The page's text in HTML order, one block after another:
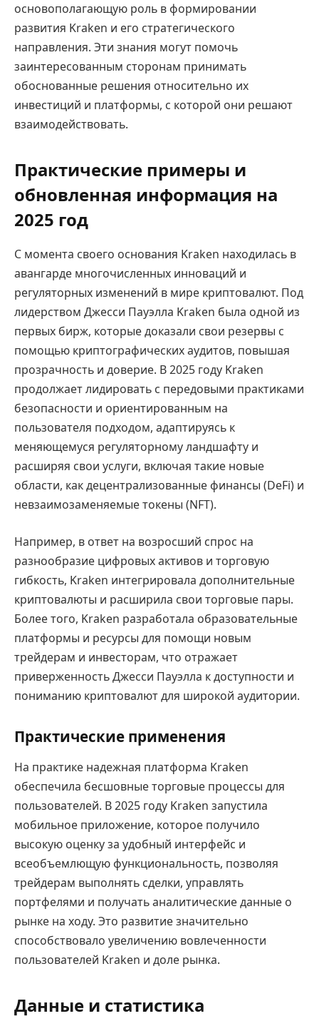
основополагающую роль в формировании
развития Kraken и его стратегического
направления. Эти знания могут помочь
заинтересованным сторонам принимать
обоснованные решения относительно их
инвестиций и платформы, с которой они решают
взаимодействовать.
Практические примеры и
обновленная информация на
2025 год
С момента своего основания Kraken находилась в
авангарде многочисленных инноваций и
регуляторных изменений в мире криптовалют. Под
лидерством Джесси Пауэлла Kraken была одной из
первых бирж, которые доказали свои резервы с
помощью криптографических аудитов, повышая
прозрачность и доверие. В 2025 году Kraken
продолжает лидировать с передовыми практиками
безопасности и ориентированным на
пользователя подходом, адаптируясь к
меняющемуся регуляторному ландшафту и
расширяя свои услуги, включая такие новые
области, как децентрализованные финансы (DeFi) и
невзаимозаменяемые токены (NFT).
Например, в ответ на возросший спрос на
разнообразие цифровых активов и торговую
гибкость, Kraken интегрировала дополнительные
криптовалюты и расширила свои торговые пары.
Более того, Kraken разработала образовательные
платформы и ресурсы для помощи новым
трейдерам и инвесторам, что отражает
приверженность Джесси Пауэлла к доступности и
пониманию криптовалют для широкой аудитории.
Практические применения
На практике надежная платформа Kraken
обеспечила бесшовные торговые процессы для
пользователей. В 2025 году Kraken запустила
мобильное приложение, которое получило
высокую оценку за удобный интерфейс и
всеобъемлющую функциональность, позволяя
трейдерам выполнять сделки, управлять
портфелями и получать аналитические данные о
рынке на ходу. Это развитие значительно
способствовало увеличению вовлеченности
пользователей Kraken и доле рынка.
Данные и статистика